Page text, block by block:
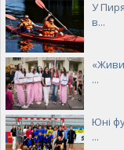
У
в...
...
Юні
...